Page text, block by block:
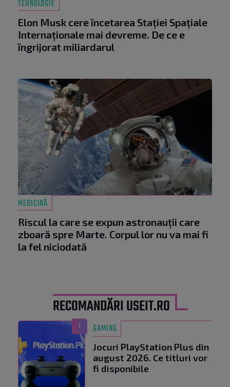
TEHNOLOGIE
Elon Musk cere încetarea Stației Spațiale
Internaționale mai devreme. De ce e
îngrijorat miliardarul
MEDICINĂ
Riscul la care se expun astronauții care
zboară spre Marte. Corpul lor nu va mai fi
la fel niciodată
RECOMANDĂRI USEIT.RO
1 GAMING
Jocuri PlayStation Plus din
august 2026. Ce titluri vor
fi disponibile